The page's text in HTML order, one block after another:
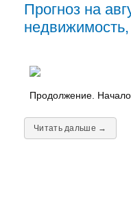
Прогноз на
Продолжение. Начало
Читать дальше →